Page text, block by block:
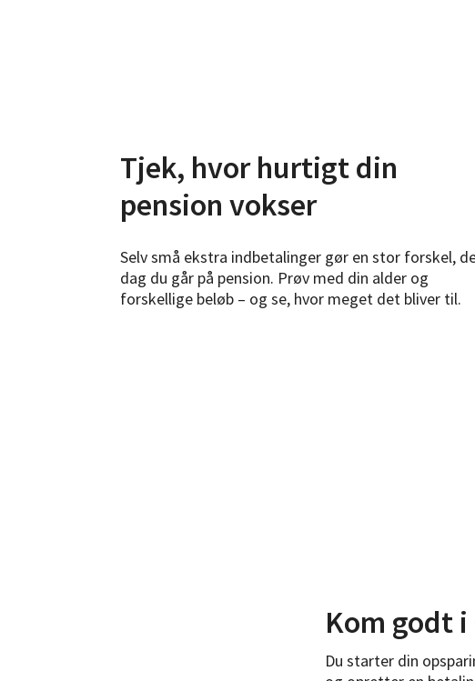
Tjek, hvor hurtigt din
pension vokser
Selv små ekstra indbetalinger gør en stor forskel,
dag du går på pension. Prøv med din alder og
forskellige beløb – og se, hvor meget det bliver til.
Kom godt
Du starter din